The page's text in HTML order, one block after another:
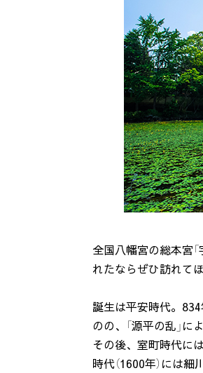
全国八幡宮の総本宮
れたならぜひ訪れて
誕生は平安時代。
のの、「源平の乱」
その後、室町時代に
時代（1600年）には